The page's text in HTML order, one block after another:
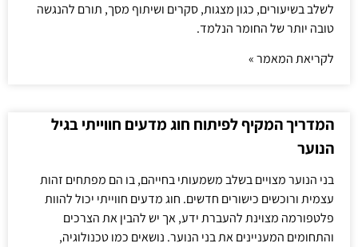
לשלב בשיעורים, כגון מצגות, סקרים ושיתוף מסך, תורם להנגשה
טובה יותר של החומר הנלמד.
לקריאת המאמר »
המדריך המקיף לפיתוח חוג מדעים חווייתי בגיל
הנוער
בני הנוער מצויים בשלב משמעותי בחייהם, בו הם מפתחים זהות
עצמית ורוכשים כישורים חדשים. חוג מדעים חווייתי יכול להוות
פלטפורמה מצוינת להעברת ידע, אך יש להבין את הצרכים
והתחומים המעניינים את בני הנוער. נושאים כמו טכנולוגיה,